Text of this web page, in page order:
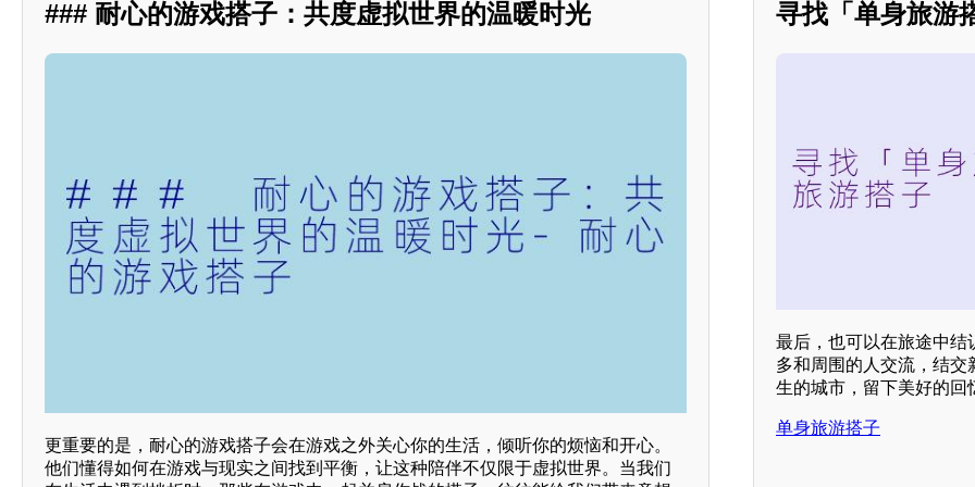
### 耐心的游戏搭子：共度虚拟世界的温暖时光
更重要的是，耐心的游戏搭子会在游戏之外关心你的生活，倾听你的烦恼和开心。
他们懂得如何在游戏与现实之间找到平衡，让这种陪伴不仅限于虚拟世界。当我们
寻找「单身旅游
最后，也可以在旅途中结
多和周围的人交流，结
生的城市，留下美好的回
单身旅游搭子